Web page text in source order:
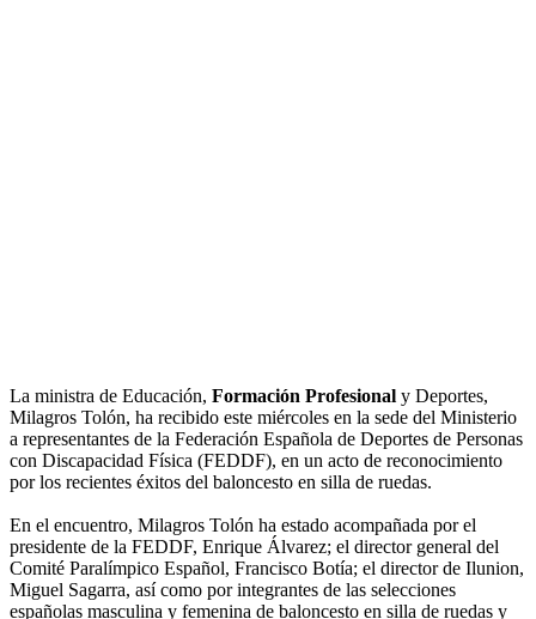
La ministra de Educación, Formación Profesional y Deportes,
Milagros Tolón, ha recibido este miércoles en la sede del Ministerio
a representantes de la Federación Española de Deportes de Personas
con Discapacidad Física (FEDDF), en un acto de reconocimiento
por los recientes éxitos del baloncesto en silla de ruedas.
En el encuentro, Milagros Tolón ha estado acompañada por el
presidente de la FEDDF, Enrique Álvarez; el director general del
Comité Paralímpico Español, Francisco Botía; el director de Ilunion,
Miguel Sagarra, así como por integrantes de las selecciones
españolas masculina y femenina de baloncesto en silla de ruedas y